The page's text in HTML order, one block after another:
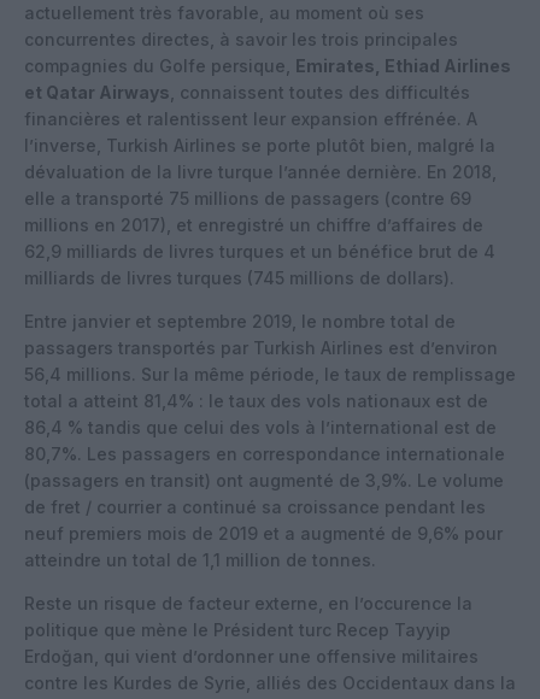
actuellement très favorable, au moment où ses
concurrentes directes, à savoir les trois principales
compagnies du Golfe persique, Emirates, Ethiad Airlines
et Qatar Airways , connaissent toutes des difficultés
financières et ralentissent leur expansion effrénée. A
l’inverse, Turkish Airlines se porte plutôt bien, malgré la
dévaluation de la livre turque l’année dernière. En 2018,
elle a transporté 75 millions de passagers (contre 69
millions en 2017), et enregistré un chiffre d’affaires de
62,9 milliards de livres turques et un bénéfice brut de 4
milliards de livres turques (745 millions de dollars).
Entre janvier et septembre 2019, le nombre total de
passagers transportés par Turkish Airlines est d’environ
56,4 millions. Sur la même période, le taux de remplissage
total a atteint 81,4% : le taux des vols nationaux est de
86,4 % tandis que celui des vols à l’international est de
80,7%. Les passagers en correspondance internationale
(passagers en transit) ont augmenté de 3,9%. Le volume
de fret / courrier a continué sa croissance pendant les
neuf premiers mois de 2019 et a augmenté de 9,6% pour
atteindre un total de 1,1 million de tonnes.
Reste un risque de facteur externe, en l’occurence la
politique que mène le Président turc Recep Tayyip
Erdoğan, qui vient d’ordonner une offensive militaires
contre les Kurdes de Syrie, alliés des Occidentaux dans la